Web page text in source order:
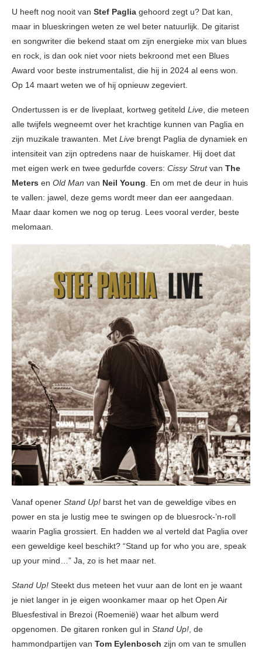
U heeft nog nooit van Stef Paglia gehoord zegt u? Dat kan,
maar in blueskringen weten ze wel beter natuurlijk. De gitarist
en songwriter die bekend staat om zijn energieke mix van blues
en rock, is dan ook niet voor niets bekroond met een Blues
Award voor beste instrumentalist, die hij in 2024 al eens won.
Op 14 maart weten we of hij opnieuw zegeviert.
Ondertussen is er de liveplaat, kortweg getiteld Live, die meteen
alle twijfels wegneemt over het krachtige kunnen van Paglia en
zijn muzikale trawanten. Met Live brengt Paglia de dynamiek en
intensiteit van zijn optredens naar de huiskamer. Hij doet dat
met eigen werk en twee gedurfde covers: Cissy Strutvan The
Meters en Old Man van Neil Young. En om met de deur in huis
te vallen: jawel, deze gems wordt meer dan eer aangedaan.
Maar daar komen we nog op terug. Lees vooral verder, beste
melomaan.
Vanaf opener Stand Up! barst het van de geweldige vibes en
power en sta je lustig mee te swingen op de bluesrock-’n-roll
waarin Paglia grossiert. En hadden we al verteld dat Paglia over
een geweldige keel beschikt? “Stand up for who you are, speak
up your mind…” Ja, zo is het maar net.
Stand Up! Steekt dus meteen het vuur aan de lont en je waant
je niet langer in je eigen woonkamer maar op het Open Air
Bluesfestival in Brezoi (Roemenië) waar het album werd
opgenomen. De gitaren ronken gul in Stand Up!, de
hammondpartijen van Tom Eylenbosch zijn om van te smullen